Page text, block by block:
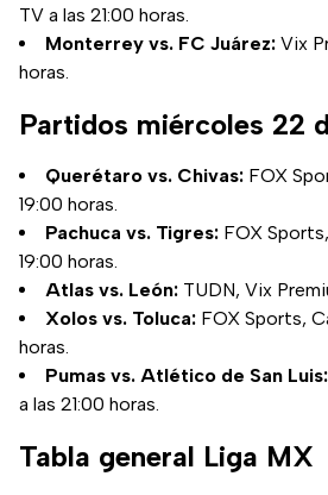
TV a las 21:00 horas.
Monterrey vs. FC Juárez: Vix
horas.
Partidos miércoles 22
Querétaro vs. Chivas: FOX
19:00 horas.
Pachuca vs. Tigres: FOX
19:00 horas.
Atlas vs. León: TUDN, Vix
Xolos vs. Toluca: FOX Sports,
horas.
Pumas vs. Atlético de San Luis:
a las 21:00 horas.
Tabla general Liga MX